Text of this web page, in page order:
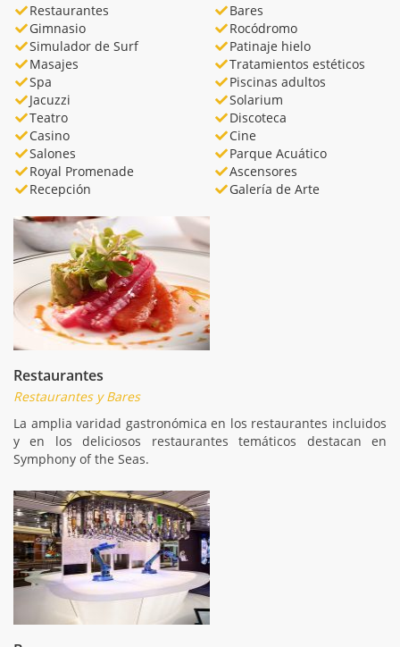
Restaurantes
Bares
Gimnasio
Rocódromo
Simulador de Surf
Patinaje hielo
Masajes
Tratamientos estéticos
Spa
Piscinas adultos
Jacuzzi
Solarium
Teatro
Discoteca
Casino
Cine
Salones
Parque Acuático
Royal Promenade
Ascensores
Recepción
Galería de Arte
Restaurantes
Restaurantes y Bares
La amplia varidad gastronómica en los restaurantes incluidos
y en los deliciosos restaurantes temáticos destacan en
Symphony of the Seas.